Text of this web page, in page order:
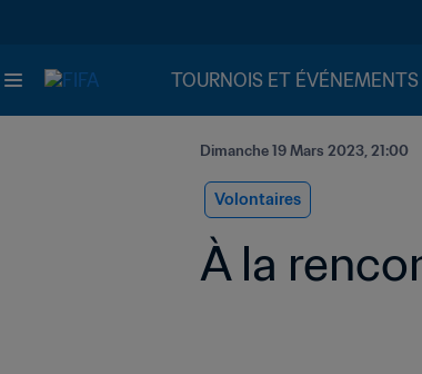
TOURNOIS ET ÉVÉNEMENTS
Dimanche 19 Mars 2023, 21:00
Volontaires
À la